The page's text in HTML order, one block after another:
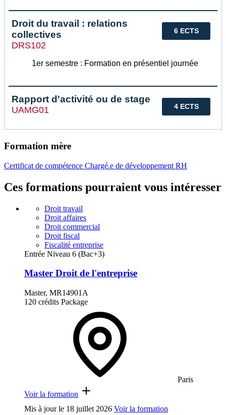
6 ECTS
Droit du travail : relations
collectives
DRS102
1er semestre : Formation en présentiel journée
4 ECTS
Rapport d'activité ou de stage
UAMG01
Formation mère
Certificat de compétence Chargé.e de développement RH
Ces formations pourraient vous intéresser
Droit travail
Droit affaires
Droit commercial
Droit fiscal
Fiscalité entreprise
Entrée Niveau 6 (Bac+3)
Master Droit de l'entreprise
Master, MR14901A
120 crédits Package
Paris
Voir la formation
Mis à jour le 18 juillet 2026 Voir la formation